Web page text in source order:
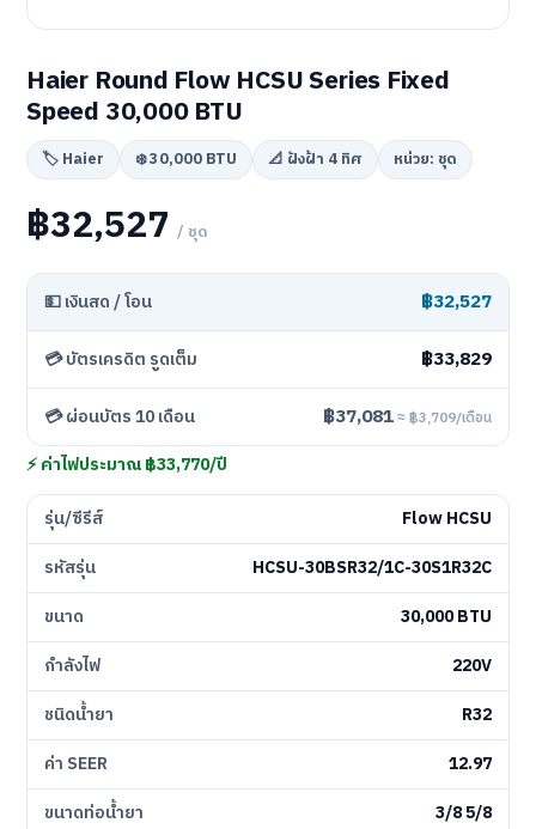
Haier Round Flow HCSU Series Fixed
Speed 30,000 BTU
🏷️ Haier ❄️ 30,000 BTU 📐 ฝังฝ้า 4 ทิศ หน่วย: ชุด
฿32,527 / ชุด
💵 เงินสด / โอน ฿32,527
💳 บัตรเครดิต รูดเต็ม ฿33,829
💳 ผ่อนบัตร 10 เดือน ฿37,081≈ ฿3,709/เดือน
⚡ ค่าไฟประมาณ ฿33,770/ปี
รุ่น/ซีรีส์
Flow HCSU
รหัสรุ่น
HCSU-30BSR32/1C-30S1R32C
ขนาด
30,000 BTU
กำลังไฟ
220V
ชนิดน้ำยา
R32
ค่า SEER
12.97
ขนาดท่อน้ำยา
3/8 5/8